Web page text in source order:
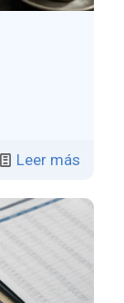
Leer más